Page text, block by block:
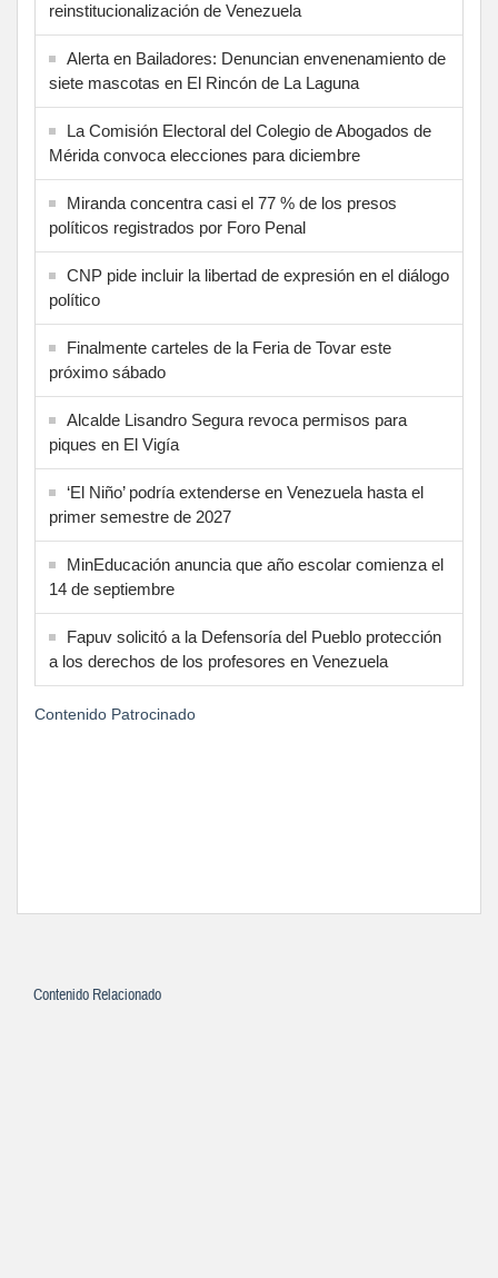
reinstitucionalización de Venezuela
Alerta en Bailadores: Denuncian envenenamiento de
siete mascotas en El Rincón de La Laguna
La Comisión Electoral del Colegio de Abogados de
Mérida convoca elecciones para diciembre
Miranda concentra casi el 77 % de los presos
políticos registrados por Foro Penal
CNP pide incluir la libertad de expresión en el diálogo
político
Finalmente carteles de la Feria de Tovar este
próximo sábado
Alcalde Lisandro Segura revoca permisos para
piques en El Vigía
‘El Niño’ podría extenderse en Venezuela hasta el
primer semestre de 2027
MinEducación anuncia que año escolar comienza el
14 de septiembre
Fapuv solicitó a la Defensoría del Pueblo protección
a los derechos de los profesores en Venezuela
Contenido Patrocinado
Contenido Relacionado